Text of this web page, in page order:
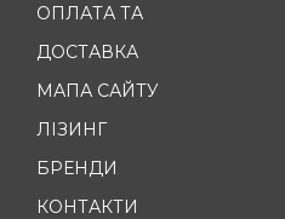
ОПЛАТА ТА
ДОСТАВКА
МАПА САЙТУ
ЛІЗИНГ
БРЕНДИ
КОНТАКТИ